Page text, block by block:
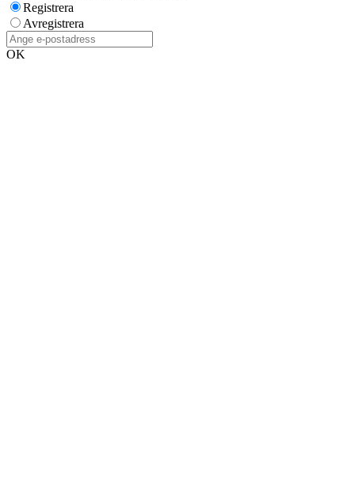
Registrera
Avregistrera
OK